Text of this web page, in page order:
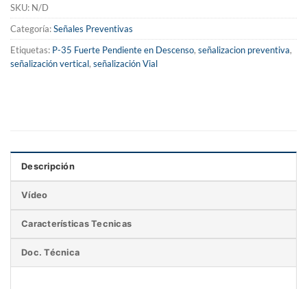
SKU: N/D
Categoría:Señales Preventivas
Etiquetas: P-35 Fuerte Pendiente en Descenso, señalizacion preventiva,
señalización vertical, señalización Vial
Descripción
Vídeo
Características Tecnicas
Doc. Técnica